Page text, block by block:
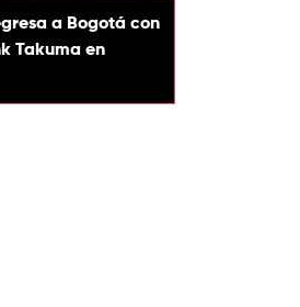
a Bogotá con
Takuma en